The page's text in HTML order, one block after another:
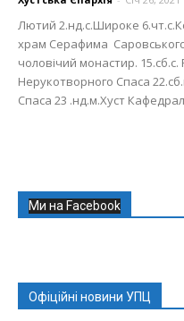
Лютий 2.нд.с.Широке
храм Серафима
чоловічий монастир.
Нерукотворного Спаса
Спаса 23 .нд.м.Хуст
Ми на Facebook
Офіційні новини УПЦ